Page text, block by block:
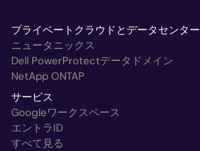
プライベートクラウドとデータセンター
ニュータニックス
Dell PowerProtectデータドメイン
NetApp ONTAP
サービス
Googleワークスペース
エントラID
すべて見る